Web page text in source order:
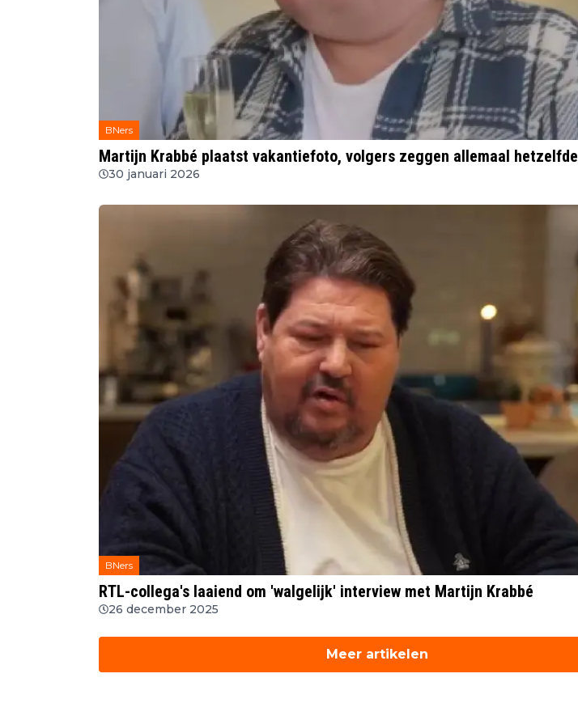
BNers
Martijn Krabbé plaatst vakantiefoto, volgers zeggen allemaal hetzelfde
30 januari 2026
BNers
RTL-collega's laaiend om 'walgelijk' interview met Martijn Krabbé
26 december 2025
Meer artikelen